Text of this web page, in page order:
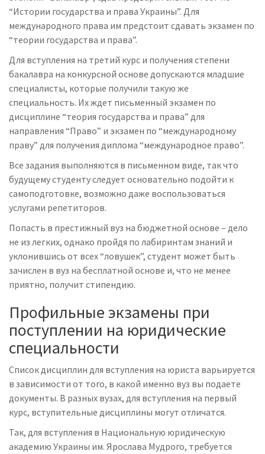
“Истории государства и права Украины”. Для
международного права им предстоит сдавать экзамен по
“теории государства и права”.
Для вступления на третий курс и получения степени
бакалавра на конкурсной основе допускаются младшие
специалисты, которые получили такую же
специальность. Их ждет письменный экзамен по
дисциплине “теория государства и права” для
направления “Право” и экзамен по “международному
праву” для получения диплома “международное право”.
Все задания выполняются в письменном виде, так что
будущему студенту следует основательно подойти к
самоподготовке, возможно даже воспользоваться
услугами репетиторов.
Попасть в престижный вуз на бюджетной основе – дело
не из легких, однако пройдя по лабиринтам знаний и
уклонившись от всех “ловушек”, студент может быть
зачислен в вуз на бесплатной основе и, что не менее
приятно, получит стипендию.
Профильные экзамены при
поступлении на юридические
специальности
Список дисциплин для вступления на юриста варьируется
в зависимости от того, в какой именно вуз вы подаете
документы. В разных вузах, для вступления на первый
курс, вступительные дисциплины могут отличатся.
Так, для вступления в Национальную юридическую
академию Украины им. Ярослава Мудрого, требуется